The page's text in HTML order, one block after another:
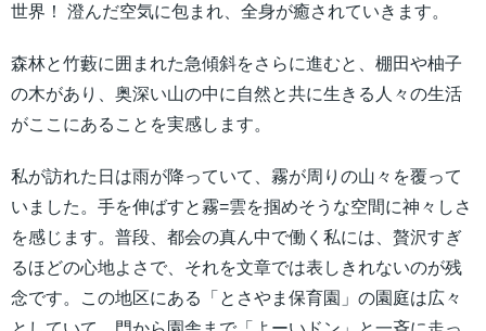
世界！ 澄んだ空気に包まれ、全身が癒されていきます。
森林と竹藪に囲まれた急傾斜をさらに進むと、棚田や柚子
の木があり、奥深い山の中に自然と共に生きる人々の生活
がここにあることを実感します。
私が訪れた日は雨が降っていて、霧が周りの山々を覆って
いました。手を伸ばすと霧=雲を掴めそうな空間に神々しさ
を感じます。普段、都会の真ん中で働く私には、贅沢すぎ
るほどの心地よさで、それを文章では表しきれないのが残
念です。この地区にある「とさやま保育園」の園庭は広々